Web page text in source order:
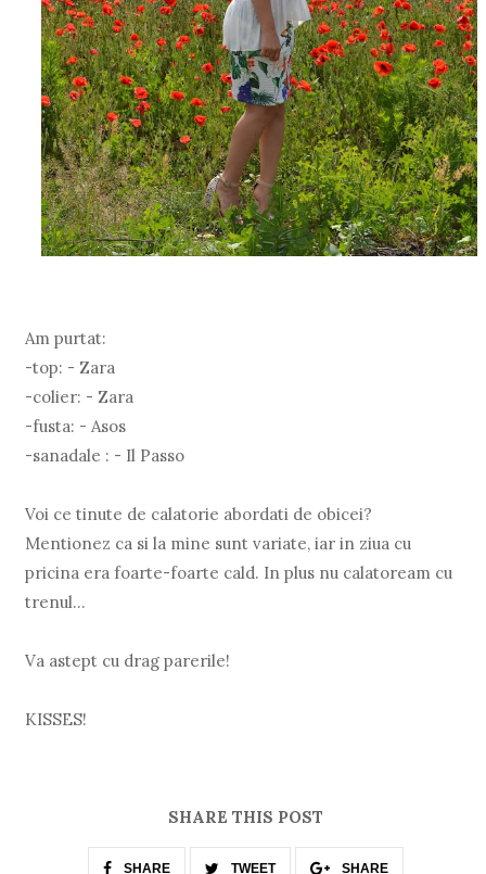
Am purtat:
-top: - Zara
-colier: - Zara
-fusta: - Asos
-sanadale : - Il Passo
Voi ce tinute de calatorie abordati de obicei?
Mentionez ca si la mine sunt variate, iar in ziua cu
pricina era foarte-foarte cald. In plus nu calatoream cu
trenul...
Va astept cu drag parerile!
KISSES!
SHARE THIS POST
SHARE TWEET SHARE